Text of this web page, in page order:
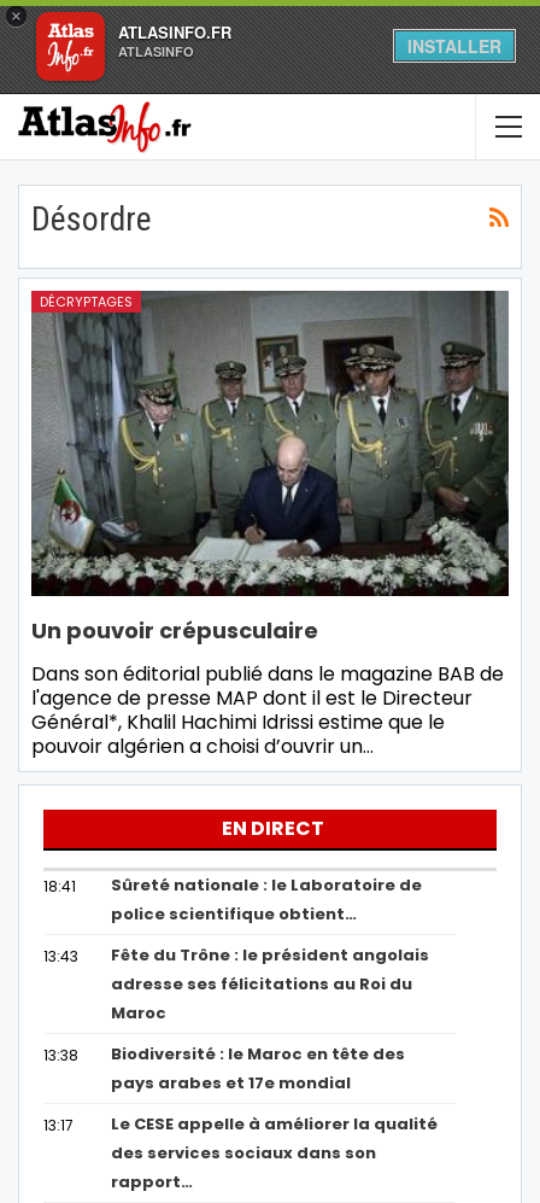
×
ATLASINFO.FR
ATLASINFO INSTALLER
Désordre
DÉCRYPTAGES
Un pouvoir crépusculaire
Dans son éditorial publié dans le magazine BAB de
l'agence de presse MAP dont il est le Directeur
Général*, Khalil Hachimi Idrissi estime que le
pouvoir algérien a choisi d’ouvrir un…
EN DIRECT
18:41
Sûreté nationale : le Laboratoire de
police scientifique obtient…
13:43
Fête du Trône : le président angolais
adresse ses félicitations au Roi du
Maroc
13:38
Biodiversité : le Maroc en tête des
pays arabes et 17e mondial
13:17
Le CESE appelle à améliorer la qualité
des services sociaux dans son
rapport…